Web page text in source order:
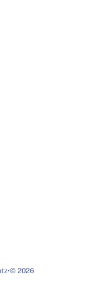
•© 2026